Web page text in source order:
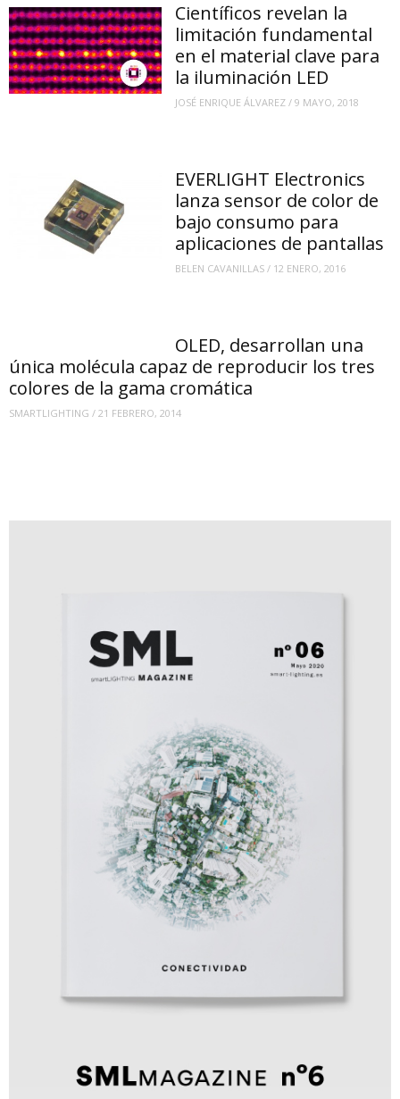
Científicos revelan la
limitación fundamental
en el material clave para
la iluminación LED
JOSÉ ENRIQUE ÁLVAREZ /9 MAYO, 2018
EVERLIGHT Electronics
lanza sensor de color de
bajo consumo para
aplicaciones de pantallas
BELEN CAVANILLAS / 12 ENERO, 2016
OLED, desarrollan una
única molécula capaz de reproducir los tres
colores de la gama cromática
SMARTLIGHTING / 21 FEBRERO, 2014